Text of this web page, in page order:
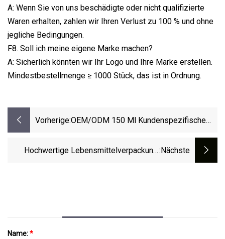
A: Wenn Sie von uns beschädigte oder nicht qualifizierte
Waren erhalten, zahlen wir Ihren Verlust zu 100 % und ohne
jegliche Bedingungen.
F8. Soll ich meine eigene Marke machen?
A: Sicherlich könnten wir Ihr Logo und Ihre Marke erstellen.
Mindestbestellmenge ≥ 1000 Stück, das ist in Ordnung.
Vorherige:OEM/ODM 150 Ml Kundenspezifische
Quetschflaschen
Hochwertige Lebensmittelverpackung,:nächste
Name:*